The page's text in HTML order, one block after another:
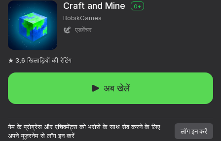
Craft and Mine 0+
BobikGames
एडवेंचर
3,6 खिलाड़ियों की रेटिंग
अब खेलें
गेम के प्रोग्रेस और एचिवमेंट्स को भरोसे के साथ सेव करने के लिए
अपने यूज़रनेम से लॉग इन करें
लॉग इन करें